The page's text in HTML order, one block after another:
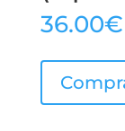
36.00€